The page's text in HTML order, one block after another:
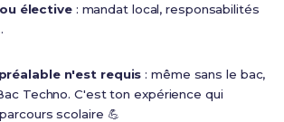
élective: mandat local, responsabilités
n'est requis : même sans le bac,
Techno. C'est ton expérience qui
scolaire 💪